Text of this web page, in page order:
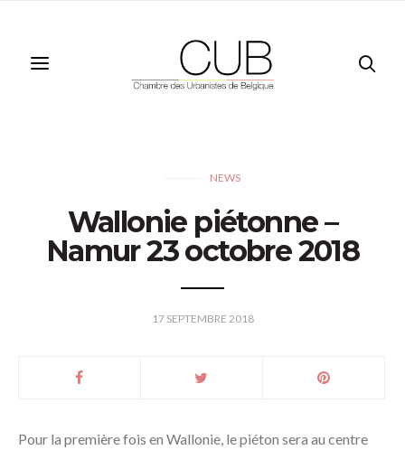
NEWS
Wallonie piétonne –
Namur 23 octobre 2018
17 SEPTEMBRE 2018
Pour la première fois en Wallonie, le piéton sera au centre